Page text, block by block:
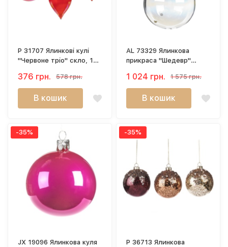
P 31707 Ялинкові кулі
"Червоне тріо" скло, 10
376 грн. 578 грн.
В кошик
AL 73329 Ялинкова
прикраса "Шедевр"
1 024 грн. 1 575 грн.
В кошик
-35%
JX 19096 Ялинкова куля
-35%
P 36713 Ялинкова